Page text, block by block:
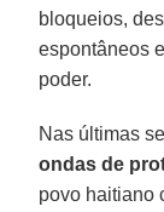
bloqueios,
espontâneos
poder.
Nas últimas
ondas de
povo haitiano